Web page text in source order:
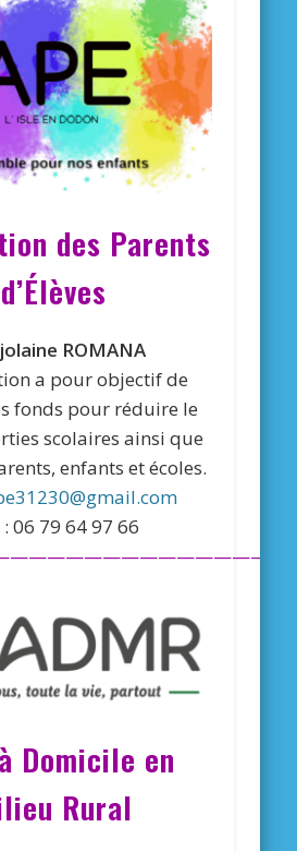
des Parents
d’Élèves
ROMANA
a pour objectif de
fonds pour réduire le
scolaires ainsi que
enfants et écoles.
: 06 79 64 97 66
Domicile en
Rural